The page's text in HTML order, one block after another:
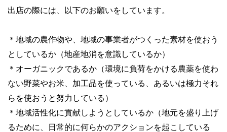
出店の際には、以下のお願いをしています。
＊地域の農作物や、地域の事業者がつくった素材を使おう
としているか（地産地消を意識しているか）
＊オーガニックであるか（環境に負荷をかける農薬を使わ
ない野菜やお米、加工品を使っている、あるいは極力それ
らを使おうと努力している）
＊地域活性化に貢献しようとしているか（地元を盛り上げ
るために、日常的に何らかのアクションを起こしている